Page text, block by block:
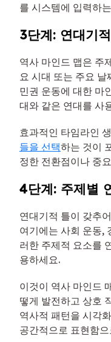
를 시스템에 입력하
3단계: 연대기
역사 마인드 맵은 주
요 시대 또는 주요
민권 운동에 대한 마
대와 같은 연대를 사
효과적인 타임라인
들을 선택하는 것이
정한 전환점이나 중
4단계: 주제별
연대기적 틀이 갖추
여기에는 사회 운동,
러한 주제적 요소를
용하세요.
이것이 역사 마인드
떻게 발전하고 상호
역사적 패턴을 시각
공간적으로 표현함으